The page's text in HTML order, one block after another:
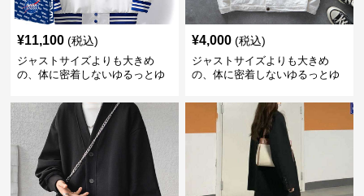
¥11,100 (税込)
ジャストサイズよりも大きめ
の、体に密着しないゆるっとゆ
ゆったりスポーツバーシティジ
ャケット
¥4,000 (税込)
ジャストサイズよりも大きめ
の、体に密着しないゆるっとゆ
ゆったりシルエットデニムジャ
ケット